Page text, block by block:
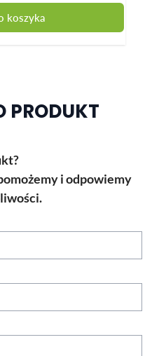
koszyka
PRODUKT
i odpowiemy